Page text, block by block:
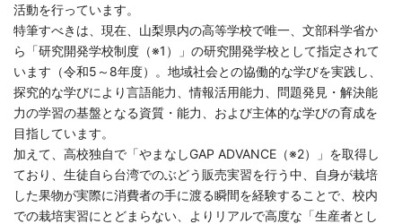
活動を行っています。
特筆すべきは、現在、山梨県内の高等学校で唯一、文部科学省か
ら「研究開発学校制度（※1）」の研究開発学校として指定されて
います（令和5～8年度）。地域社会との協働的な学びを実践し、
探究的な学びにより言語能力、情報活用能力、問題発見・解決能
力の学習の基盤となる資質・能力、および主体的な学びの育成を
目指しています。
加えて、高校独自で「やまなしGAP ADVANCE（※2）」を取得し
ており、生徒自ら台湾でのぶどう販売実習を行う中、自身が栽培
した果物が実際に消費者の手に渡る瞬間を経験することで、校内
での栽培実習にとどまらない、よりリアルで高度な「生産者とし